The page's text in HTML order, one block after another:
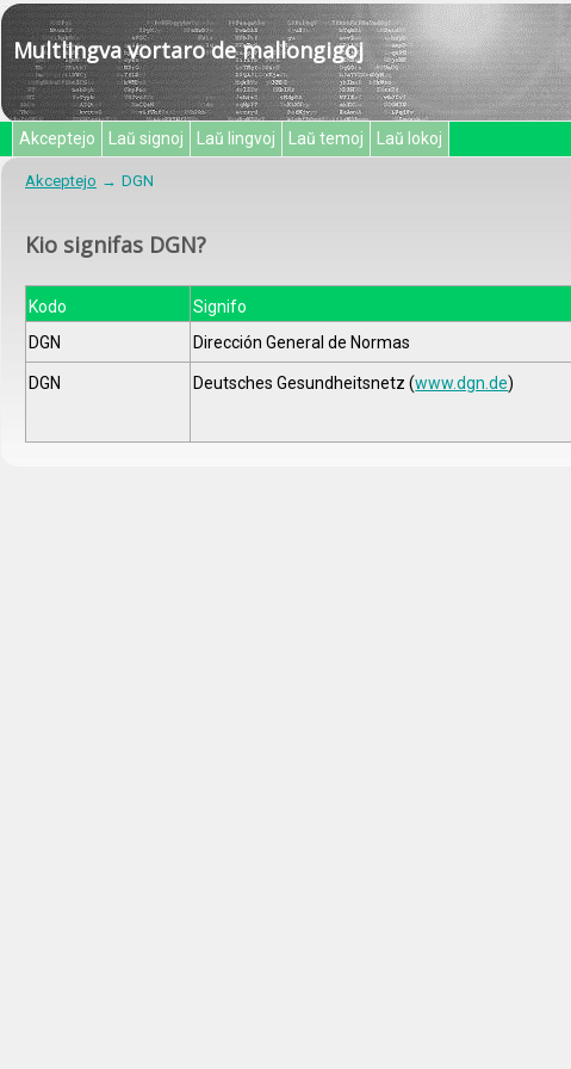
Multlingva vortaro de mallongigoj
Akceptejo Laŭ signoj Laŭ lingvoj Laŭ temoj Laŭ lokoj
Akceptejo DGN
Kio signifas DGN?
Kodo Signifo
DGN
Dirección General de Normas
DGN Deutsches Gesundheitsnetz (www.dgn.de)